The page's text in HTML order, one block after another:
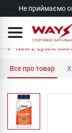
Не приймаємо
Now L-Lysine 500
Все про товар